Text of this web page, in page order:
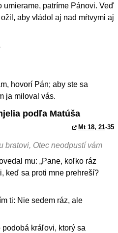
umierame, patríme Pánovi. Veď
aby vládol aj nad mŕtvymi aj
hovorí Pán; aby ste sa
ja miloval vás.
podľa Matúša
Mt 18, 21-35
bratovi, Otec neodpustí vám
mu: „Pane, koľko ráz
keď sa proti mne prehreší?
ti: Nie sedem ráz, ale
kráľovi, ktorý sa